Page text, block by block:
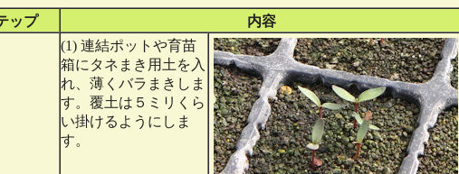
ップ
内容
(1) 連結ポットや育苗
箱にタネまき用土を入
れ、薄くバラまきしま
す。覆土は５ミリくら
い掛けるようにしま
す。